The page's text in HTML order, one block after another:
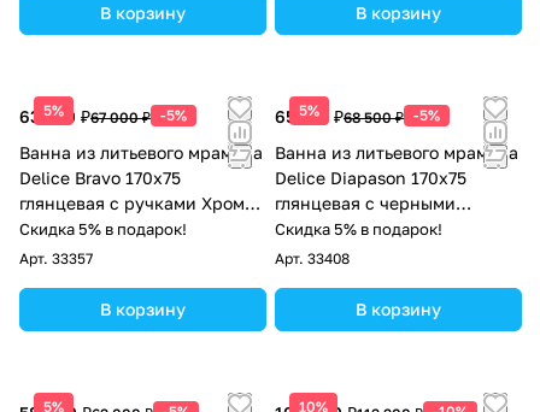
В корзину В корзину
5%
63 650 ₽67 000 ₽ -5%
Ванна из литьевого мрамора
Delice Bravo 170х75
глянцевая с ручками Хром
DLR330035R-G
Скидка 5% в подарок!
Арт. 33357
В корзину
5%
65 075 ₽68 500 ₽ -5%
Ванна из литьевого мрамора
Delice Diapason 170х75
глянцевая с черными
ручками DLR330006RB-G
Скидка 5% в подарок!
Арт. 33408
В корзину
5% 10%